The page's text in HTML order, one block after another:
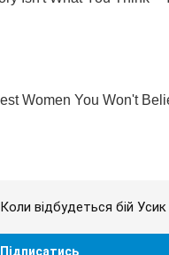
Коли відбудеться бій
Підписатись